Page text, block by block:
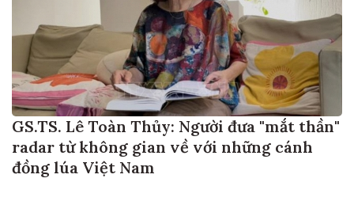
GS.TS. Lê Toàn Thủy: Người đưa "mắt thần"
radar từ không gian về với những cánh
đồng lúa Việt Nam